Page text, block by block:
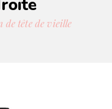
de tête de vieille